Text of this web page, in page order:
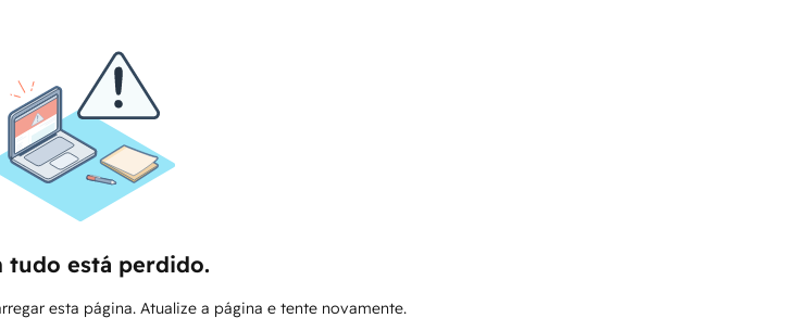
tudo está perdido.
esta página. Atualize a página e tente novamente.